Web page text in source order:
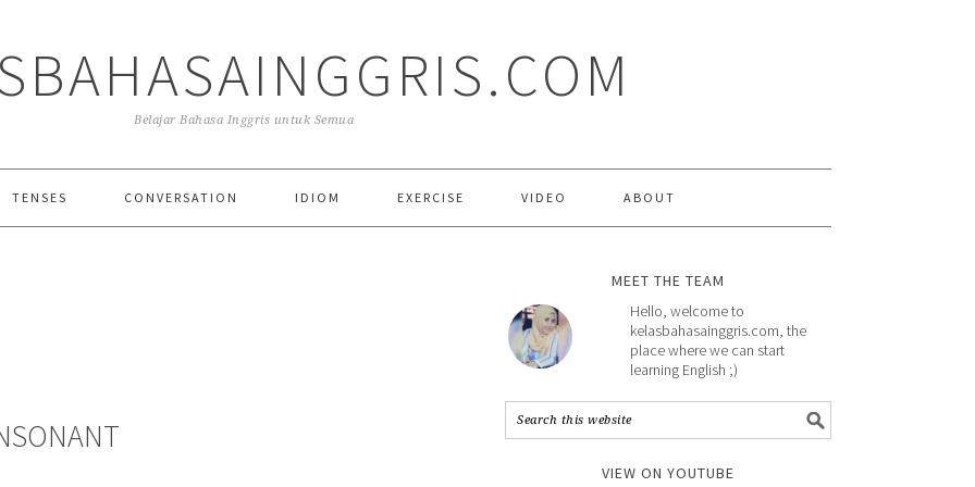
Belajar Bahasa Inggris untuk Semua
TENSES CONVERSATION IDIOM EXERCISE VIDEO ABOUT
MEET THE TEAM
Hello, welcome to
kelasbahasainggris.com, the
place where we can start
learning English ;)
VIEW ON YOUTUBE